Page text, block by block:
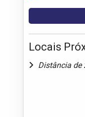
Locais
Distância de